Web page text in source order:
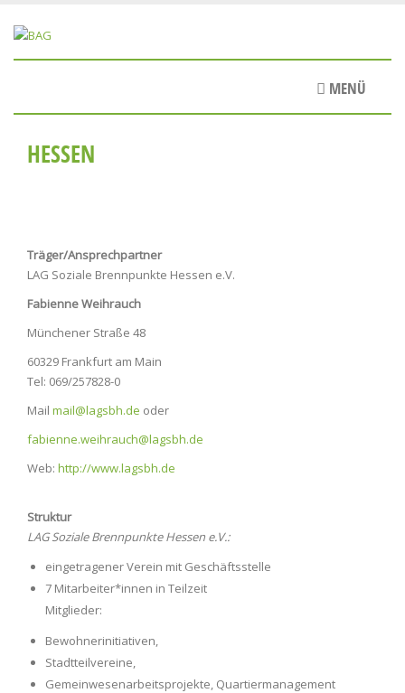
zum
MENÜ
HESSEN
Träger/Ansprechpartner
LAG Soziale Brennpunkte Hessen e.V.
Fabienne Weihrauch
Münchener Straße 48
60329 Frankfurt am Main
Tel: 069/257828-0
Mail mail@lagsbh.de oder
fabienne.weihrauch@lagsbh.de
Web: http://www.lagsbh.de
Struktur
LAG Soziale Brennpunkte Hessen e.V.:
eingetragener Verein mit Geschäftsstelle
7 Mitarbeiter*innen in Teilzeit
Mitglieder:
Bewohnerinitiativen,
Stadtteilvereine,
Gemeinwesenarbeitsprojekte, Quartiermanagement